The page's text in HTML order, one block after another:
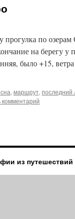
прогулка по
на берегу у
было +15,
, маршрут, последний
комментарий
из путешествий